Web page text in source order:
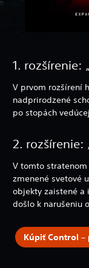
1. rozšírenie:
V prvom rozšírení
nadprirodzené
po stopách
2. rozšírenie:
V tomto
zmenené svetové
objekty zaistené a
došlo k narušeniu
Kúpiť Control –